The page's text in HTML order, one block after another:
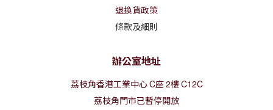
退換貨政策
條款及細則
辦公室地址
荔枝角香港工業中心C座2樓C12C
荔枝角門市已暫停開放